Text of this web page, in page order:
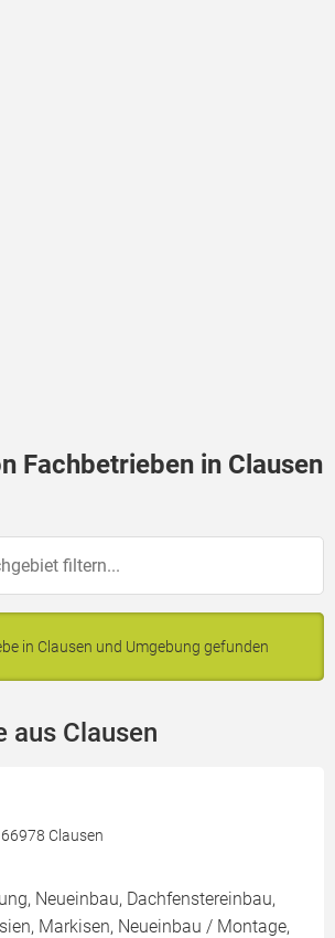
Fachbetrieben in Clausen
in Clausen und Umgebung gefunden
aus Clausen
Clausen
Neueinbau, Dachfenstereinbau,
Markisen, Neueinbau / Montage,